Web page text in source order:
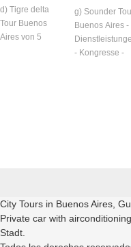
d) Tigre delta
Tour Buenos
Aires von 5
g) Sounder
Buenos Aires -
- Kongresse -
City Tours in Buenos Aires,
Private car with
Stadt.